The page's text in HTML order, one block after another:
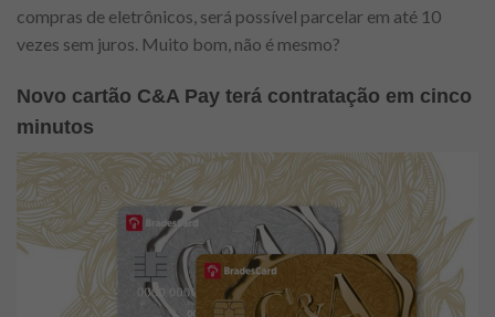
compras de eletrônicos, será possível parcelar em até 10
vezes sem juros. Muito bom, não é mesmo?
Novo cartão C&A Pay terá contratação em cinco
minutos